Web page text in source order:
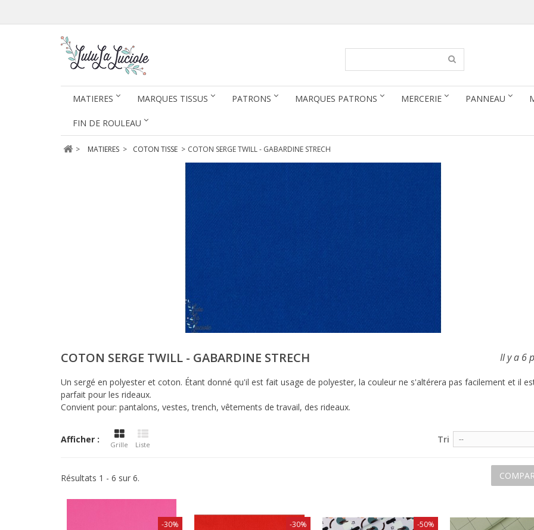
MATIERES MARQUES TISSUS PATRONS MARQUES PATRONS MERCERIE PANNEAU
FIN DE ROULEAU
> MATIERES > COTON TISSE > COTON SERGE TWILL - GABARDINE STRECH
COTON SERGE TWILL - GABARDINE STRECH Il y a 6
Un sergé en polyester et coton. Étant donné qu'il est fait usage de polyester, la couleur ne s'altérera pas facilement et il
parfait pour les rideaux.
Convient pour: pantalons, vestes, trench, vêtements de travail, des rideaux.
Afficher : Grille Liste Tri --
Résultats 1 - 6 sur 6.
-30% -30% -50%